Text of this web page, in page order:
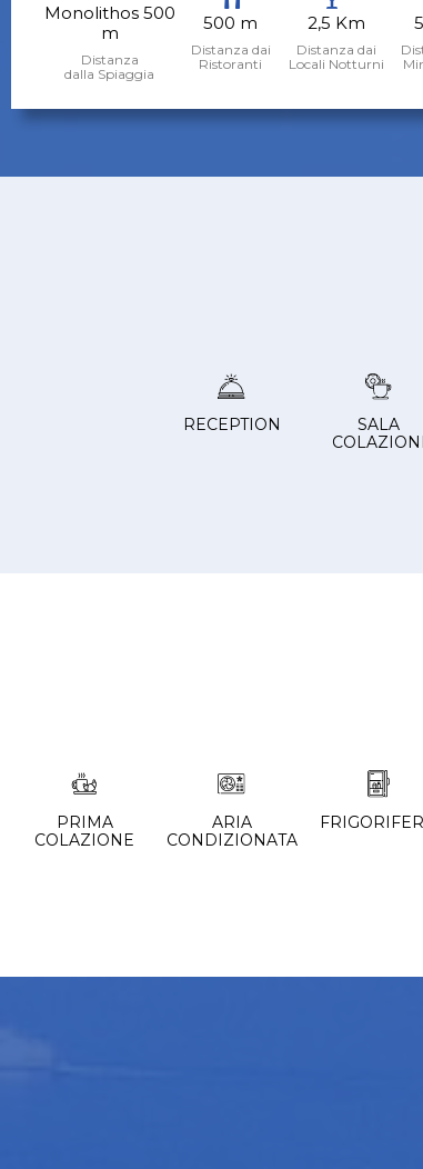
Monolithos 500
m
Distanza
dalla Spiaggia
500 m
Distanza dai
Ristoranti
2,5 Km
Distanza dai
Locali Notturni
RECEPTION
SALA
COLAZIONI
PRIMA
COLAZIONE
ARIA
CONDIZIONATA